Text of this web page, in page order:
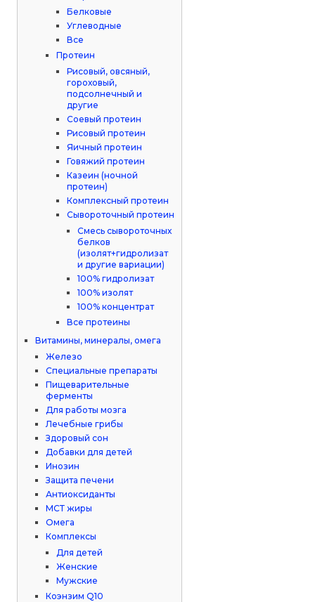
Белковые
Углеводные
Все
Протеин
Рисовый, овсяный,
гороховый,
подсолнечный и
другие
Соевый протеин
Рисовый протеин
Яичный протеин
Говяжий протеин
Казеин (ночной
протеин)
Комплексный протеин
Сывороточный протеин
Смесь сывороточных
белков
(изолят+гидролизат
и другие вариации)
100% гидролизат
100% изолят
100% концентрат
Все протеины
Витамины, минералы, омега
Железо
Специальные препараты
Пищеварительные
ферменты
Для работы мозга
Лечебные грибы
Здоровый сон
Добавки для детей
Инозин
Защита печени
Антиоксиданты
МСТ жиры
Омега
Комплексы
Для детей
Женские
Мужские
Коэнзим Q10